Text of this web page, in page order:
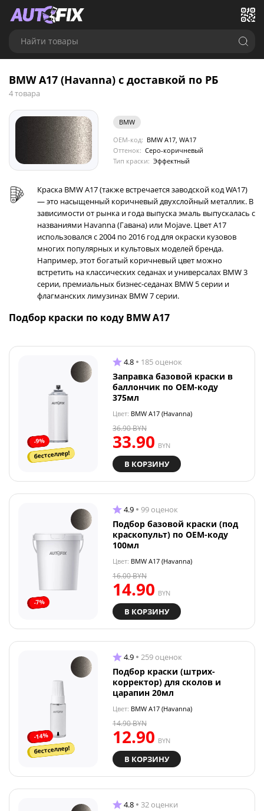
Найти товары
BMW A17 (Havanna) с доставкой по РБ
4 товара
BMW
OEM-код: BMW A17, WA17
Оттенок: Серо-коричневый
Тип краски: Эффектный
Краска BMW A17 (также встречается заводской код WA17)
— это насыщенный коричневый двухслойный металлик. В
зависимости от рынка и года выпуска эмаль выпускалась с
названиями Havanna (Гавана) или Mojave. Цвет A17
использовался с 2004 по 2016 год для окраски кузовов
многих популярных и культовых моделей бренда.
Например, этот богатый коричневый цвет можно
встретить на классических седанах и универсалах BMW 3
серии, премиальных бизнес-седанах BMW 5 серии и
флагманских лимузинах BMW 7 серии.
Подбор краски по коду BMW A17
-9%
бестселлер!
4.8 185 оценок
Заправка базовой краски в
баллончик по OEM-коду
375мл
Цвет: BMW A17 (Havanna)
33.90 BYN
36.90BYN
В КОРЗИНУ
-7%
4.9 99 оценок
Подбор базовой краски (под
краскопульт) по OEM-коду
100мл
Цвет: BMW A17 (Havanna)
14.90 BYN
16.00BYN
В КОРЗИНУ
-14%
бестселлер!
4.9 259 оценок
Подбор краски (штрих-
корректор) для сколов и
царапин 20мл
Цвет: BMW A17 (Havanna)
12.90 BYN
14.90BYN
В КОРЗИНУ
4.8 32 оценки